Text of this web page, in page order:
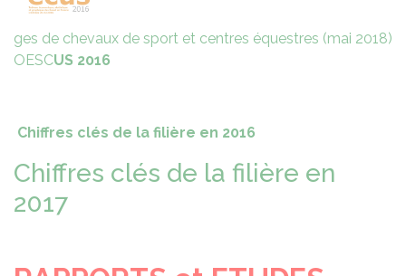
ges de chevaux de sport et centres équestres (mai 2018)
OESCUS 2016
Chiffres clés de la filière en 2016
Chiffres clés de la filière en
2017